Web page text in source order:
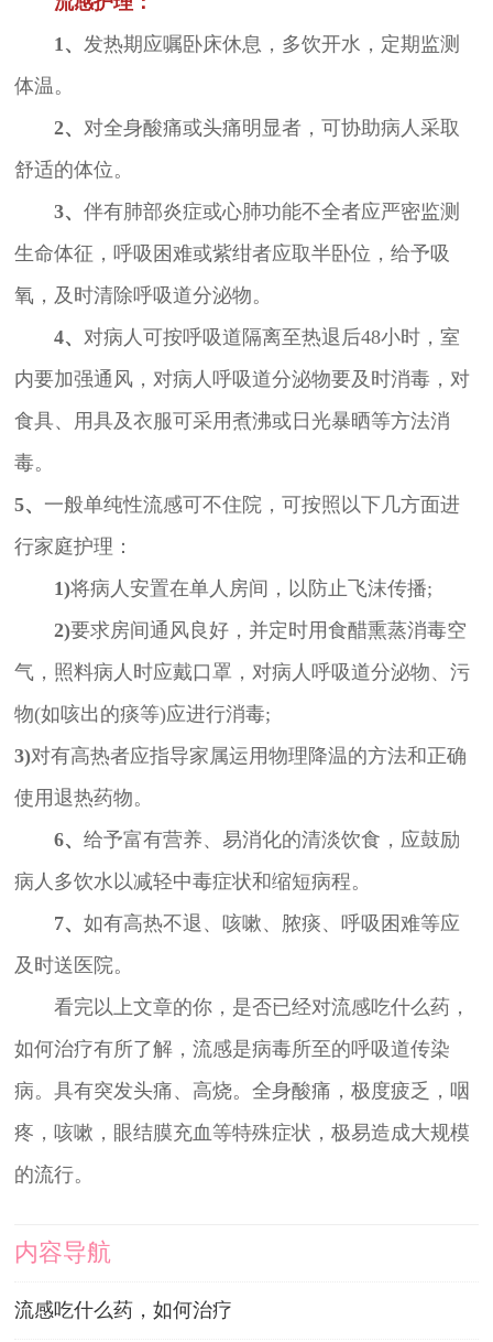
1、 发热期应嘱卧床休息，多饮开水，定期监测
体温。
2、 对全身酸痛或头痛明显者，可协助病人采取
舒适的体位。
3、 伴有肺部炎症或心肺功能不全者应严密监测
生命体征，呼吸困难或紫绀者应取半卧位，给予吸
氧，及时清除呼吸道分泌物。
4、 对病人可按呼吸道隔离至热退后48小时，室
内要加强通风，对病人呼吸道分泌物要及时消毒，对
食具、用具及衣服可采用煮沸或日光暴晒等方法消
毒。
5、 一般单纯性流感可不住院，可按照以下几方面进
行家庭护理：
1)将病人安置在单人房间，以防止飞沫传播;
2)要求房间通风良好，并定时用食醋熏蒸消毒空
气，照料病人时应戴口罩，对病人呼吸道分泌物、污
物(如咳出的痰等)应进行消毒;
3)对有高热者应指导家属运用物理降温的方法和正确
使用退热药物。
6、 给予富有营养、易消化的清淡饮食，应鼓励
病人多饮水以减轻中毒症状和缩短病程。
7、 如有高热不退、咳嗽、脓痰、呼吸困难等应
及时送医院。
看完以上文章的你，是否已经对流感吃什么药，
如何治疗有所了解，流感是病毒所至的呼吸道传染
病。具有突发头痛、高烧。全身酸痛，极度疲乏，咽
疼，咳嗽，眼结膜充血等特殊症状，极易造成大规模
的流行。
内容导航
流感吃什么药，如何治疗